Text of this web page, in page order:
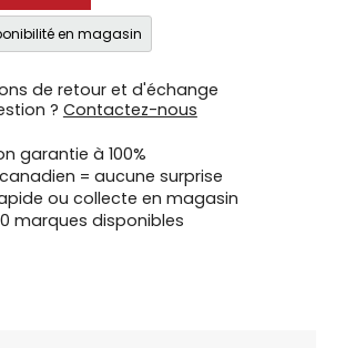
en magasin
de retour et d'échange
? Contactez-nous
garantie à 100%
= aucune surprise
ou collecte en magasin
marques disponibles